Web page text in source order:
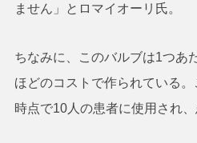
ません」とロマイオーリ氏。
ちなみに、このバルブは1つあ
ほどのコストで作られている
時点で10人の患者に使用され